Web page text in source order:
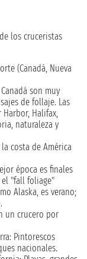
los cruceristas
(Canadá, Nueva
son muy
de follaje. Las
Halifax,
naturaleza y
costa de América
época es finales
"fall foliage"
Alaska, es verano;
un crucero por
Pintorescos
nacionales.